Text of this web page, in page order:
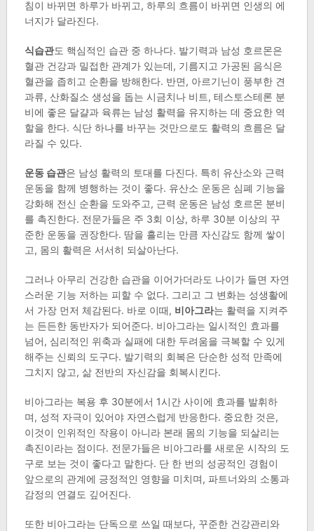
침이 바뀌면 하루가 바뀌고, 하루의 흐름이 바뀌면 인생의 에
너지가 달라진다.
식습관도 핵심적인 습관 중 하나다. 발기력과 남성 호르몬은
혈관 건강과 밀접한 관계가 있는데, 기름지고 가공된 음식은
혈관을 좁히고 순환을 방해한다. 반면, 아르기닌이 풍부한 견
과류, 산화질소 생성을 돕는 시금치나 비트, 테스토스테론 분
비에 좋은 달걀과 육류는 남성 활력을 유지하는 데 중요한 역
할을 한다. 식단 하나를 바꾸는 것만으로도 활력의 흐름은 달
라질 수 있다.
운동 습관은 남성 활력의 토대를 다진다. 특히 유산소와 근력
운동을 함께 병행하는 것이 좋다. 유산소 운동은 심폐 기능을
강화해 전신 순환을 도와주고, 근력 운동은 남성 호르몬 분비
를 촉진한다. 전문가들은 주 3회 이상, 하루 30분 이상의 꾸
준한 운동을 권장한다. 땀을 흘리는 만큼 자신감도 함께 쌓이
고, 몸의 활력은 서서히 되살아난다.
그러나 아무리 건강한 습관을 이어가더라도 나이가 들면 자연
스러운 기능 저하는 피할 수 없다. 그리고 그 변화는 성생활에
서 가장 먼저 체감된다. 바로 이때, 비아그라는 활력을 지켜주
는 든든한 동반자가 되어준다. 비아그라는 일시적인 효과를
넘어, 심리적인 위축과 실패에 대한 두려움을 극복할 수 있게
해주는 신뢰의 도구다. 발기력의 회복은 단순한 성적 만족에
그치지 않고, 삶 전반의 자신감을 회복시킨다.
비아그라는 복용 후 30분에서 1시간 사이에 효과를 발휘하
며, 성적 자극이 있어야 자연스럽게 반응한다. 중요한 것은,
이것이 인위적인 작용이 아니라 본래 몸의 기능을 되살리는
촉진이라는 점이다. 전문가들은 비아그라를 새로운 시작의 도
구로 보는 것이 좋다고 말한다. 단 한 번의 성공적인 경험이
앞으로의 관계에 긍정적인 영향을 미치며, 파트너와의 소통과
감정의 연결도 깊어진다.
또한 비아그라는 단독으로 쓰일 때보다, 꾸준한 건강관리와